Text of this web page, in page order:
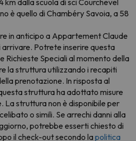
km dalla scuola di sci Courchevel
è quello di Chambéry Savoia, a 58
in anticipo a Appartement Claude
Potrete inserire questa
Richieste Speciali al momento della
la struttura utilizzando i recapiti
prenotazione. In risposta al
struttura ha adottato misure
La struttura non è disponibile per
o simili. Se arrechi danni alla
potrebbe esserti chiesto di
il check-out secondo lapolitica